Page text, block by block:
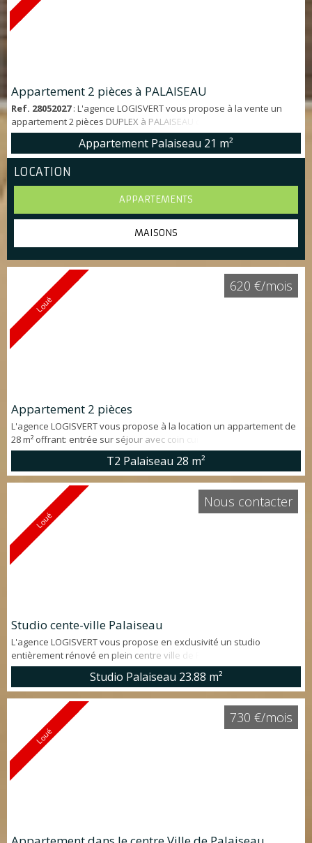
Appartement 2 pièces à PALAISEAU
Ref. 28052027: L'agence LOGISVERT vous propose à la vente un
appartement 2 pièces DUPLEX à PALAISEAU offrant entrée, séjour,
chambre à l'étage avec salle d'eau. IDEAL INVESTISSEMENT, charge
très faible, chauffage électrique individuel et proximité immédiate
de la gare RER B PALAISEAU-VILLEBON. TRÈS BON ÉTAT GÉNÉRAL !
Appartement Palaiseau 21 m²
LOCATION
APPARTEMENTS
MAISONS
Loué
Appartement 2 pièces
L'agence LOGISVERT vous propose à la location un appartement de
28 m² offrant: entrée sur séjour avec coin cuisine, chambre, salle de
douche et WC. Une belle terrasse exposée sud complète ce bien
situé dans le quartier de Lozère à PALAISEAU. L’appartement se
trouve accolé à la maison du propriétaire. A voir rapidement
T2 Palaiseau 28 m²
620 €/mois
Loué
Studio cente-ville Palaiseau
L'agence LOGISVERT vous propose en exclusivité un studio
entièrement rénové en plein centre ville de Palaiseau. Peu
énergivore et idéalement placé, il est a visiter dès à présent. M.
STOCK : 0764367249Studio Palaiseau 23.88 m²
Nous contacter
Loué
730 €/mois